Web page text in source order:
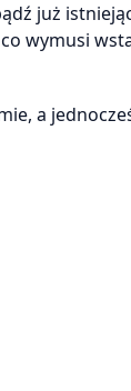
już
wymusi
a